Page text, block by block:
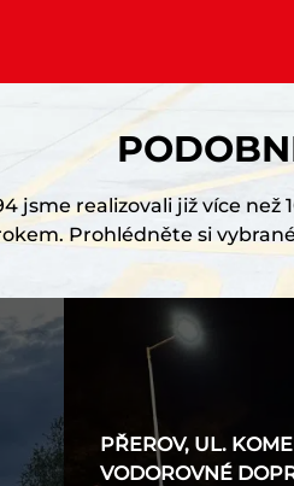
jsme realizovali již více
Prohlédněte si
PŘEROV, UL.
VODOROVNÉ